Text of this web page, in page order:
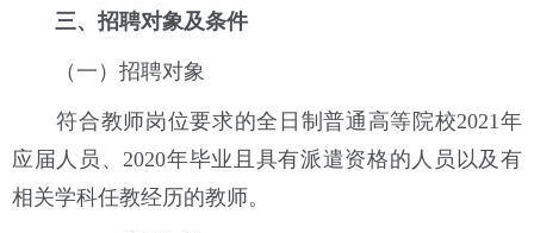
三、招聘对象及条件
（一）招聘对象
符合教师岗位要求的全日制普通高等院校2021年
应届人员、2020年毕业且具有派遣资格的人员以及有
相关学科任教经历的教师。